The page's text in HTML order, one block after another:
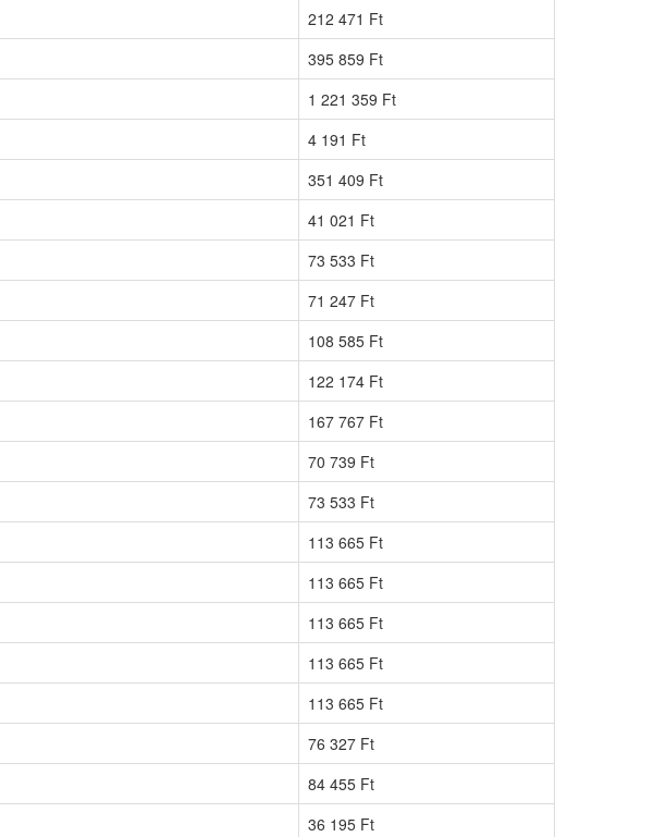
212 471 Ft
395 859 Ft
1 221 359 Ft
4 191 Ft
351 409 Ft
41 021 Ft
73 533 Ft
71 247 Ft
108 585 Ft
122 174 Ft
167 767 Ft
70 739 Ft
73 533 Ft
113 665 Ft
113 665 Ft
113 665 Ft
113 665 Ft
113 665 Ft
76 327 Ft
84 455 Ft
36 195 Ft